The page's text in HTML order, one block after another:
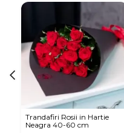
Trandafiri Rosii in Hartie
Neagra 40-60 cm